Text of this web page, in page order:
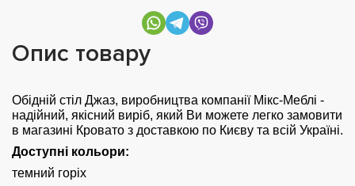
Опис товару
Обідній стіл Джаз, виробництва компанії Мікс-Меблі -
надійний, якісний виріб, який Ви можете легко замовити
в магазині Кровато з доставкою по Києву та всій Україні.
Доступні кольори:
темний горіх